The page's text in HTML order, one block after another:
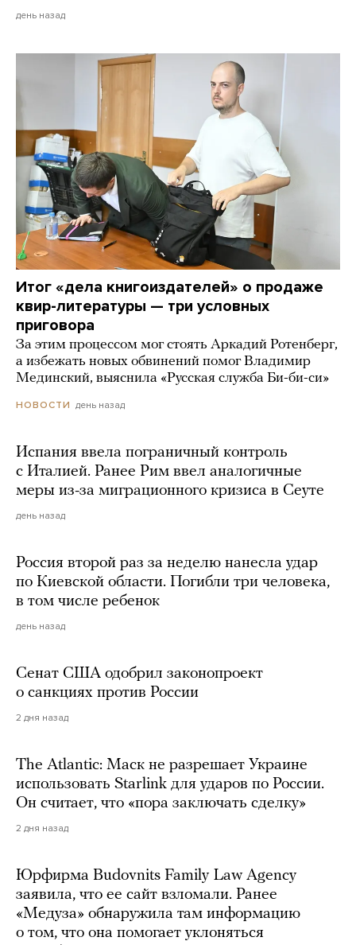
день назад
Итог «дела книгоиздателей» о продаже
квир-литературы — три условных
приговора
За этим процессом мог стоять Аркадий Ротенберг,
а избежать новых обвинений помог Владимир
Мединский, выяснила «Русская служба Би-би-си»
НОВОСТИ день назад
Испания ввела пограничный контроль
с Италией. Ранее Рим ввел аналогичные
меры из-за миграционного кризиса в Сеуте
день назад
Россия второй раз за неделю нанесла удар
по Киевской области. Погибли три человека,
в том числе ребенок
день назад
Сенат США одобрил законопроект
о санкциях против России
2 дня назад
The Atlantic: Маск не разрешает Украине
использовать Starlink для ударов по России.
Он считает, что «пора заключать сделку»
2 дня назад
Юрфирма Budovnits Family Law Agency
заявила, что ее сайт взломали. Ранее
«Медуза» обнаружила там информацию
о том, что она помогает уклоняться